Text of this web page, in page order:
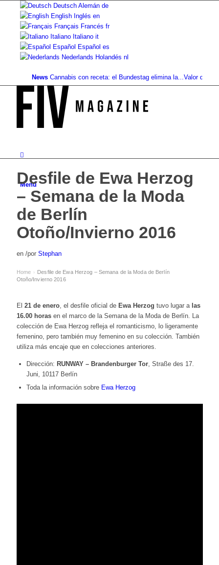
Deutsch Alemán de
English Inglés en
Français Francés fr
Italiano Italiano it
Español Español es
Nederlands Holandés nl
News Cannabis con receta: el Bundestag elimina la...Valor del
Menú
Desfile de Ewa Herzog
– Semana de la Moda
de Berlín
Otoño/Invierno 2016
en /por Stephan
Home › Desfile de Ewa Herzog – Semana de la Moda de Berlín
Otoño/Invierno 2016
El 21 de enero, el desfile oficial de Ewa Herzog tuvo lugar a las
16.00 horasen el marco de la Semana de la Moda de Berlín. La
colección de Ewa Herzog refleja el romanticismo, lo ligeramente
femenino, pero también muy femenino en su colección. También
utiliza más encaje que en colecciones anteriores.
Dirección: RUNWAY – Brandenburger Tor, Straße des 17.
Juni, 10117 Berlín
Toda la información sobre Ewa Herzog